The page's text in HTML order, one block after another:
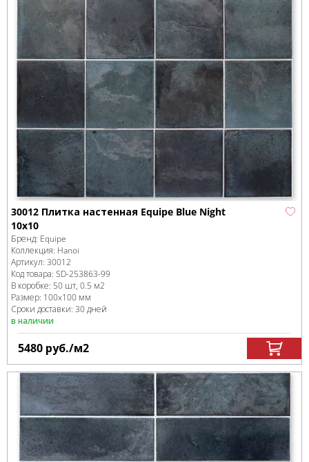
30012 Плитка настенная Equipe Blue Night
10х10
Бренд: Equipe
Коллекция: Hanoi
Артикул: 30012
Код товара: SD-253863-99
В коробке: 50 шт, 0.5 м2
Размер: 100x100 мм
Сроки доставки: 30 дней
в наличии
5480 руб./м2